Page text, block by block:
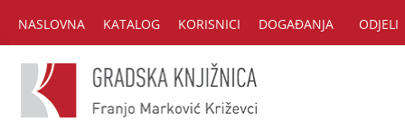
NASLOVNA KATALOG KORISNICI DOGAĐANJA ODJELI